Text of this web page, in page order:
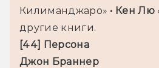
Килиманджаро» • Кен Лю
другие книги.
[44] Персона
Джон Браннер